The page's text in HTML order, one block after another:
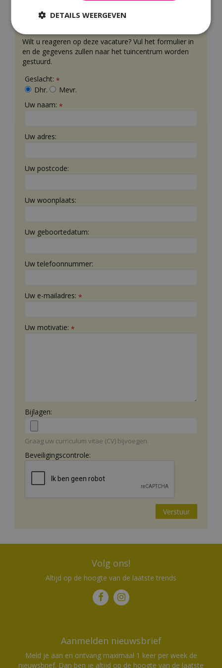
Wilt u reageren op deze vacature? Vul het formulier in
en de gegevens zullen naar het tuincentrum worden
gestuurd.
Geslacht: *
Dhr.
Mevr.
Uw naam: *
Uw adres:
Uw postcode:
Uw woonplaats:
Uw geboortedatum:
Uw telefoonnummer:
Uw e-mailadres: *
Uw motivatie: *
Bijlagen:
Graag uw curriculum vitae (CV) bijvoegen.
Beveiligingscontrole:
Volg ons!
Altijd op de hoogte van de laatste trends
Aanmelden nieuwsbrief
Meld je aan en ontvang maximaal 1 keer per week de
nieuwsbrief. Dan ben je altijd op de hoogte van de laatste
DETAILS WEERGEVEN